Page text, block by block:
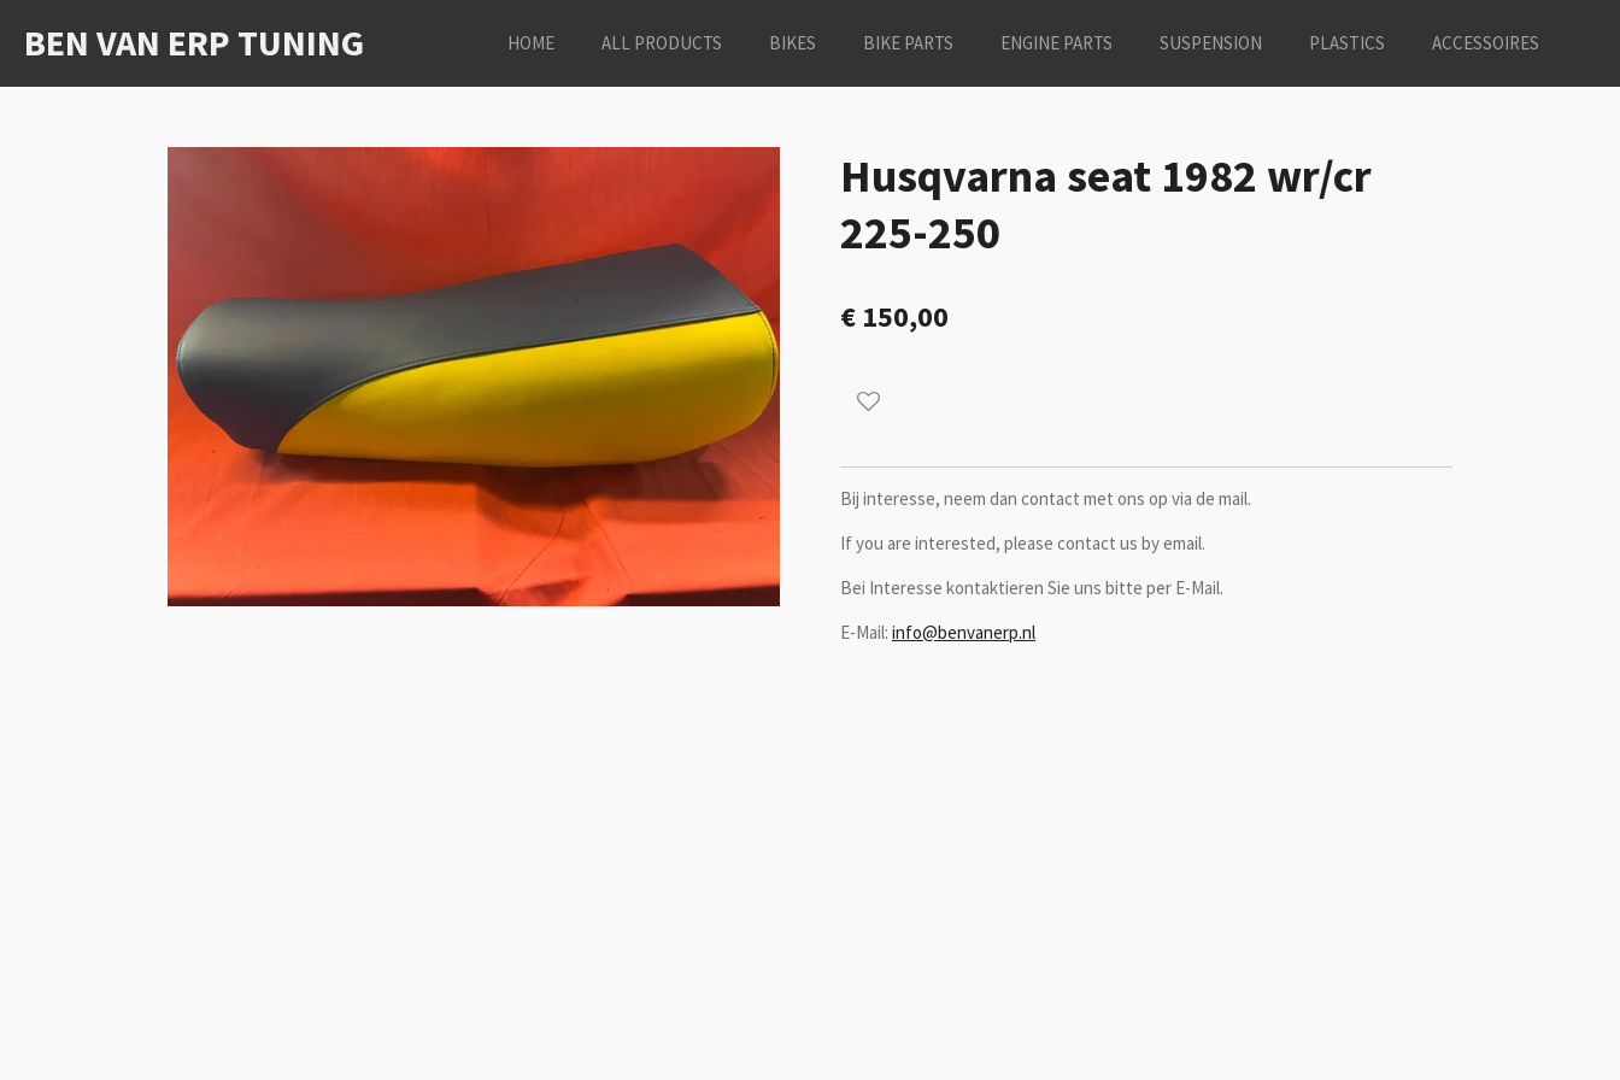
direct
BEN VAN ERP TUNING HOME ALL PRODUCTS BIKES BIKE PARTS ENGINE PARTS SUSPENSION PLASTICS ACCESSOIRES
Husqvarna seat 1982 wr/cr
225-250
€ 150,00
Bij interesse, neem dan contact met ons op via de mail.
If you are interested, please contact us by email.
Bei Interesse kontaktieren Sie uns bitte per E-Mail.
E-Mail: info@benvanerp.nl